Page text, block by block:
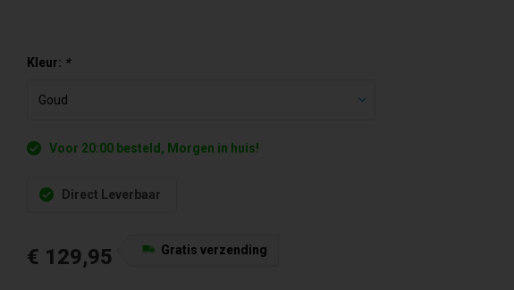
Kleur: *
Voor 20:00 besteld, Morgen in huis!
Direct Leverbaar
€ 129,95 Gratis verzending